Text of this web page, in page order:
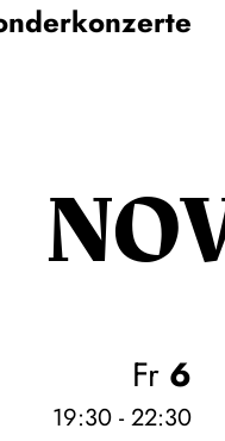
Fr 6
19:30 - 22:30